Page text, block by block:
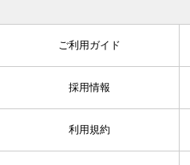
ご利用ガイド
採用情報
利用規約